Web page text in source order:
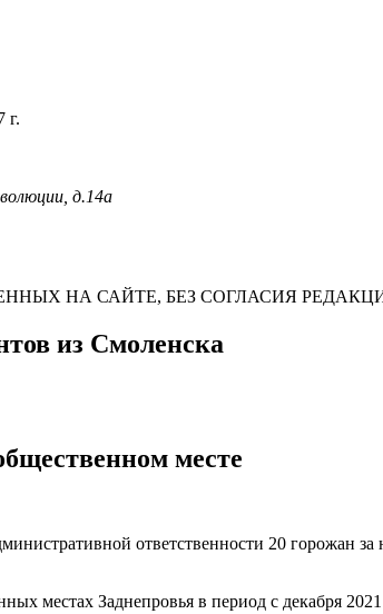
г.
д.14а
НА САЙТЕ, БЕЗ СОГЛАСИЯ
из Смоленска
месте
ответственности 20 горожан
местах Заднепровья в период с декабря